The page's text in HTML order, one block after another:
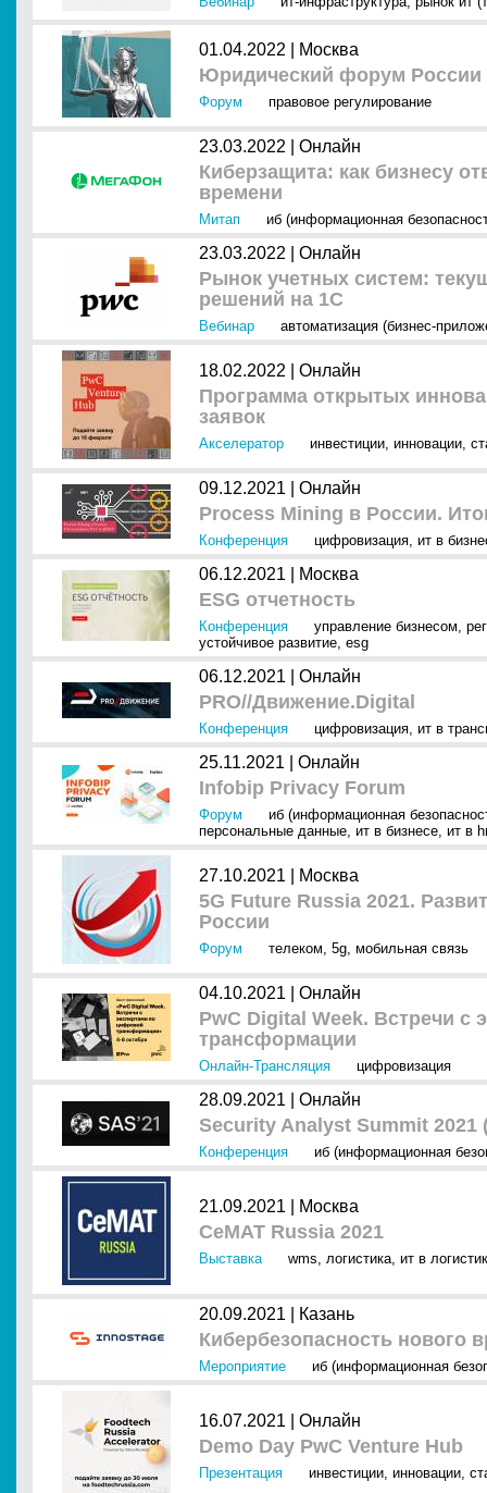
01.04.2022 | Москва
Юридический форум России
Форум правовое регулирование
23.03.2022 | Онлайн
Киберзащита: как бизнесу
времени
Митап иб (информационная
23.03.2022 | Онлайн
Рынок учетных систем:
решений на 1С
Вебинар автоматизация (бизнес-
18.02.2022 | Онлайн
Программа открытых
заявок
Акселератор инвестиции, инновации,
09.12.2021 | Онлайн
Process Mining в России.
Конференция цифровизация, ит в
06.12.2021 | Москва
ESG отчетность
Конференция управление бизнесом,
устойчивое развитие, esg
06.12.2021 | Онлайн
PRO//Движение.Digital
Конференция цифровизация, ит в
25.11.2021 | Онлайн
Infobip Privacy Forum
Форум
иб (информационная
персональные данные, ит в бизнесе, ит в
27.10.2021 | Москва
5G Future Russia 2021.
России
Форум телеком, 5g, мобильная связь
04.10.2021 | Онлайн
PwC Digital Week. Встречи с
трансформации
Онлайн-Трансляция цифровизация
28.09.2021 | Онлайн
Security Analyst Summit 2021
Конференция иб (информационная
21.09.2021 | Москва
CeMAT Russia 2021
Выставка wms, логистика, ит в
20.09.2021 | Казань
Кибербезопасность нового
Мероприятие иб (информационная
16.07.2021 | Онлайн
Demo Day PwC Venture Hub
Презентация инвестиции, инновации,